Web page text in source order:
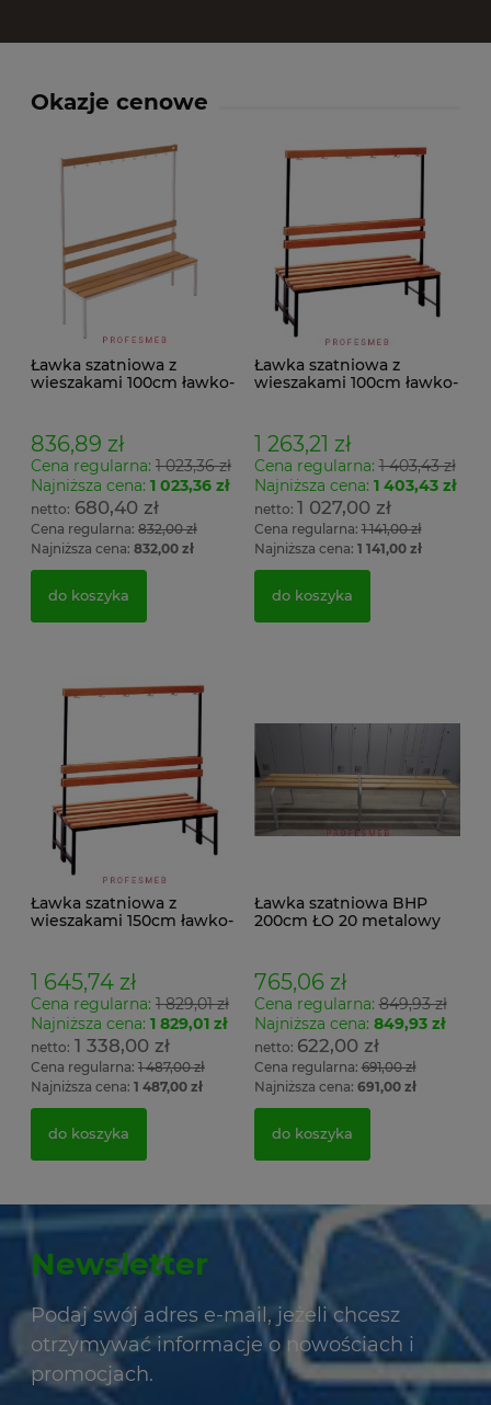
Okazje cenowe
Ławka szatniowa z
wieszakami 100cm ławko-
836,89 zł
Cena regularna: 1 023,36 zł
Najniższa cena: 1 023,36 zł
680,40 zł
Cena regularna: 832,00 zł
Najniższa cena: 832,00 zł
do koszyka
Ławka szatniowa z
wieszakami 100cm ławko-
1 263,21 zł
Cena regularna:1 403,43 zł
Najniższa cena: 1 403,43 zł
1 027,00 zł
Cena regularna:1 141,00 zł
Najniższa cena: 1 141,00 zł
do koszyka
Ławka szatniowa z
wieszakami 150cm ławko-
1 645,74 zł
Cena regularna: 1 829,01 zł
Najniższa cena: 1 829,01 zł
1 338,00 zł
Cena regularna: 1 487,00 zł
Najniższa cena: 1 487,00 zł
do koszyka
Ławka szatniowa BHP
200cm ŁO 20 metalowy
765,06 zł
Cena regularna:849,93 zł
Najniższa cena: 849,93 zł
622,00 zł
Cena regularna:691,00 zł
Najniższa cena: 691,00 zł
do koszyka
Newsletter
Podaj swój adres e-mail, jeżeli chcesz
otrzymywać informacje o nowościach i
promocjach.